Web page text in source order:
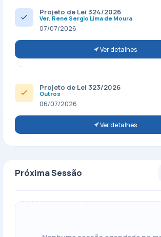
Projeto de Lei 324/2026
Ver. Rene Sergio Lima de Moura
07/07/2026
Ver detalhes
Projeto de Lei 323/2026
Outros
06/07/2026
Ver detalhes
Próxima Sessão